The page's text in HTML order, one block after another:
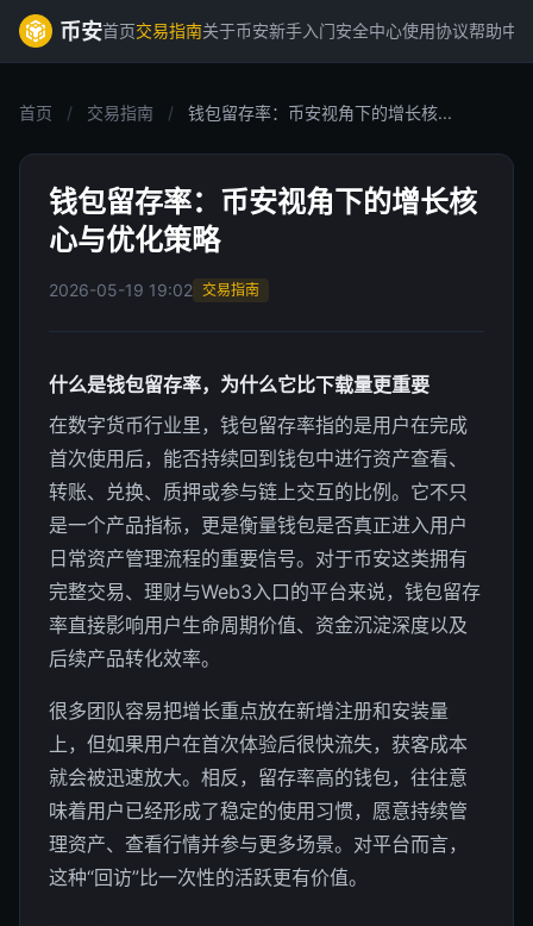
币安首页交易指南关于币安新手入门安全中心使用协议帮助中
首页 / 交易指南 / 钱包留存率：币安视角下的增长核...
钱包留存率：币安视角下的增长核
心与优化策略
2026-05-19 19:02 交易指南
什么是钱包留存率，为什么它比下载量更重要
在数字货币行业里，钱包留存率指的是用户在完成
首次使用后，能否持续回到钱包中进行资产查看、
转账、兑换、质押或参与链上交互的比例。它不只
是一个产品指标，更是衡量钱包是否真正进入用户
日常资产管理流程的重要信号。对于币安这类拥有
完整交易、理财与Web3入口的平台来说，钱包留存
率直接影响用户生命周期价值、资金沉淀深度以及
后续产品转化效率。
很多团队容易把增长重点放在新增注册和安装量
上，但如果用户在首次体验后很快流失，获客成本
就会被迅速放大。相反，留存率高的钱包，往往意
味着用户已经形成了稳定的使用习惯，愿意持续管
理资产、查看行情并参与更多场景。对平台而言，
这种“回访”比一次性的活跃更有价值。